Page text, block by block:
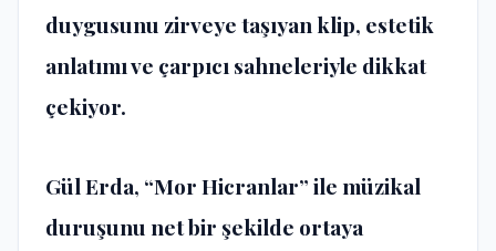
duygusunu zirveye taşıyan klip, estetik
anlatımı ve çarpıcı sahneleriyle dikkat
çekiyor.
Gül Erda, “Mor Hicranlar” ile müzikal
duruşunu net bir şekilde ortaya